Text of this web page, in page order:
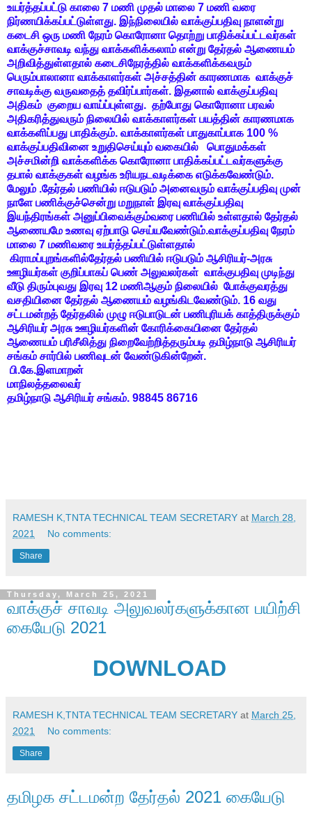
உயர்த்தப்பட்டு காலை 7 மணி முதல் மாலை 7 மணி வரை
நிர்ணயிக்கப்பட்டுள்ளது. இந்நிலையில் வாக்குப்பதிவு நாளன்று
கடைசி ஒரு மணி நேரம் கொரோனா தொற்று பாதிக்கப்பட்டவர்கள்
வாக்குச்சாவடி வந்து வாக்களிக்கலாம் என்று தேர்தல் ஆணையம்
அறிவித்துள்ளதால் கடைசிநேரத்தில் வாக்களிக்கவரும்
பெரும்பாலானா வாக்காளர்கள் அச்சத்தின் காரணமாக வாக்குச்
சாவடிக்கு வருவதைத் தவிர்ப்பார்கள். இதனால் வாக்குப்பதிவு
அதிகம் குறைய வாய்ப்புள்ளது. தற்போது கொரோனா பரவல்
அதிகரித்துவரும் நிலையில் வாக்காளர்கள் பயத்தின் காரணமாக
வாக்களிப்பது பாதிக்கும். வாக்காளர்கள் பாதுகாப்பாக 100 %
வாக்குப்பதிவினை உறுதிசெய்யும் வகையில் பொதுமக்கள்
அச்சமின்றி வாக்களிக்க கொரோனா பாதிக்கப்பட்டவர்களுக்கு
தபால் வாக்குகள் வழங்க உரியநடவடிக்கை எடுக்கவேண்டும்.
மேலும் .தேர்தல் பணியில் ஈடுபடும் அனைவரும் வாக்குப்பதிவு முன்
நாளே பணிக்குச்சென்று மறுநாள் இரவு வாக்குப்பதிவு
இயந்திரங்கள் அனுப்பிவைக்கும்வரை பணியில் உள்ளதால் தேர்தல்
ஆணையமே உணவு ஏற்பாடு செய்யவேண்டும்.வாக்குப்பதிவு நேரம்
மாலை 7 மணிவரை உயர்த்தப்பட்டுள்ளதால்
கிராமப்புறங்களில்தேர்தல் பணியில் ஈடுபடும் ஆசிரியர்-அரசு
ஊழியர்கள் குறிப்பாகப் பெண் அலுவலர்கள் வாக்குபதிவு முடிந்து
வீடு திரும்புவது இரவு 12 மணிஆகும் நிலையில் போக்குவரத்து
வசதியினை தேர்தல் ஆணையம் வழங்கிடவேண்டும். 16 வது
சட்டமன்றத் தேர்தலில் முழு ஈடுபாடுடன் பணிபுரியக் காத்திருக்கும்
ஆசிரியர் அரசு ஊழியர்களின் கோரிக்கையினை தேர்தல்
ஆணையம் பரிசீலித்து நிறைவேற்றித்தரும்படி தமிழ்நாடு ஆசிரியர்
சங்கம் சார்பில் பணிவுடன் வேண்டுகின்றேன்.
பி.கே.இளமாறன்
மாநிலத்தலைவர்
தமிழ்நாடு ஆசிரியர் சங்கம். 98845 86716
RAMESH K,TNTA TECHNICAL TEAM SECRETARY at March 28,
2021
No comments:
Share
Thursday, March 25, 2021
வாக்குச் சாவடி அலுவலர்களுக்கான பயிற்சி
கையேடு 2021
DOWNLOAD
RAMESH K,TNTA TECHNICAL TEAM SECRETARY at March 25,
2021
No comments:
Share
தமிழக சட்டமன்ற தேர்தல் 2021 கையேடு